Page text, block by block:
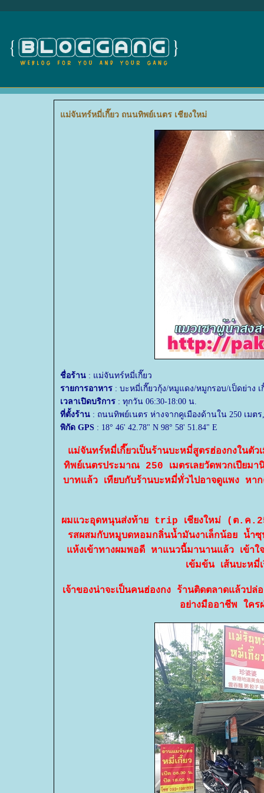
ม่จันทร์หมี่เกี๊ยว ถนนทิพย์เนตร เชียงใหม่
ชื่อร้าน : แม่จันทร์หมี่เกี๊ยว
รายการอาหาร : บะหมี่เกี๊ยวกุ้ง/หมูแดง/หมูกรอบ/เป็ดย่าง
เวลาเปิดบริการ : ทุกวัน 06:30-18:00 น.
ที่ตั้งร้าน : ถนนทิพย์เนตร ห่างจากคูเมืองด้านใน 250 เมตร
พิกัด GPS : 18° 46' 42.78" N 98° 58' 51.84" E
ม่จันทร์หมี่เกี๊ยวเป็นร้านบะหมี่สูตรฮ่องกงในตั
ทิพย์เนตรประมาณ 250 เมตรเลยวัดพวกเปี
บาทแล้ว เทียบกับร้านบะหมี่ทั่วไปอาจดูแพง หา
ผมแวะอุดหนุนส่งท้าย trip เชียงใหม่ (ต.ค
รสผสมกับหมูบดหอมกลิ่นน้ำมันงาเล็กน้อย น้ำ
ห้งเข้าทางผมพอดี หาแนวนี้มานานแล้ว เข้าใ
เข้มข้น เส้นบะหมี่
เจ้าของน่าจะเป็นคนฮ่องกง ร้านติดตลาดแล้วป
อย่างมืออาชีพ ใคร